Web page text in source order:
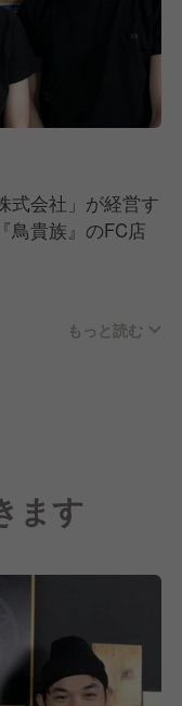
会社」が経営す
鳥貴族』のFC店
している焼鳥居酒
し、1本1本串打
塩にもこだわ
プンして以来、
といえるまでの
もっと読む
ます